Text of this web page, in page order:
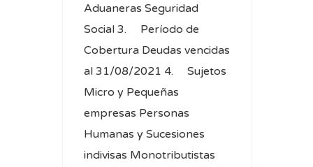
Aduaneras Seguridad
Social 3. Período de
Cobertura Deudas vencidas
al 31/08/2021 4. Sujetos
Micro y Pequeñas
empresas Personas
Humanas y Sucesiones
indivisas Monotributistas